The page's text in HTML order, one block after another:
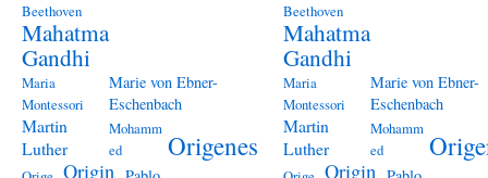
Beethoven
Mahatma
Gandhi
Maria
Montessori
Marie von Ebner-
Eschenbach
Martin
Luther
Mohamm
ed
Origenes
Origin
Beethoven
Mahatma
Gandhi
Maria
Montessori
Marie von Ebner-
Eschenbach
Martin
Luther
Mohamm
ed
Origin